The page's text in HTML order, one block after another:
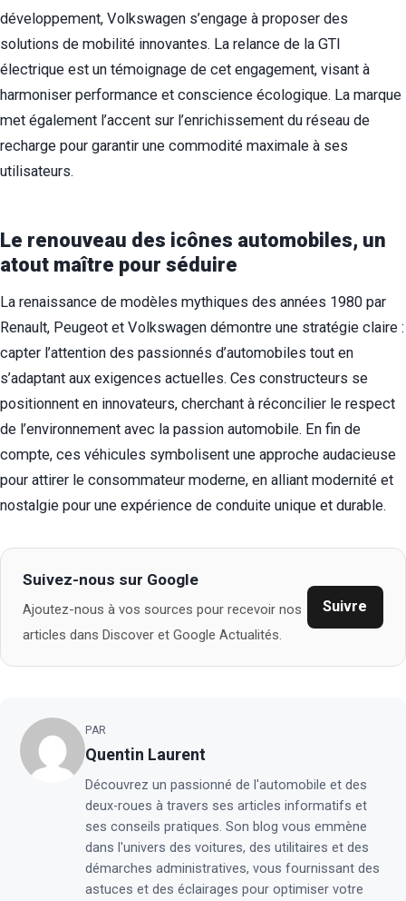
développement, Volkswagen s’engage à proposer des
solutions de mobilité innovantes. La relance de la GTI
électrique est un témoignage de cet engagement, visant à
harmoniser performance et conscience écologique. La marque
met également l’accent sur l’enrichissement du réseau de
recharge pour garantir une commodité maximale à ses
utilisateurs.
Le renouveau des icônes automobiles, un
atout maître pour séduire
La renaissance de modèles mythiques des années 1980 par
Renault, Peugeot et Volkswagen démontre une stratégie claire :
capter l’attention des passionnés d’automobiles tout en
s’adaptant aux exigences actuelles. Ces constructeurs se
positionnent en innovateurs, cherchant à réconcilier le respect
de l’environnement avec la passion automobile. En fin de
compte, ces véhicules symbolisent une approche audacieuse
pour attirer le consommateur moderne, en alliant modernité et
nostalgie pour une expérience de conduite unique et durable.
Suivez-nous sur Google
Ajoutez-nous à vos sources pour recevoir nos
articles dans Discover et Google Actualités.
Suivre
PAR
Quentin Laurent
Découvrez un passionné de l'automobile et des
deux-roues à travers ses articles informatifs et
ses conseils pratiques. Son blog vous emmène
dans l'univers des voitures, des utilitaires et des
démarches administratives, vous fournissant des
astuces et des éclairages pour optimiser votre